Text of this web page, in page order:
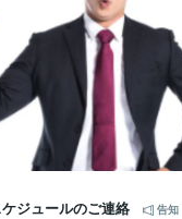
ジュールのご連絡
告知